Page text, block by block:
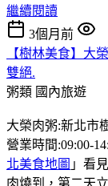
繼續閱讀
3個月前
【樹林美食】大
雙絕.
粥類 國內旅遊
大榮肉粥:新北市
營業時間:09:00-
北美食地圖 」看
肉燒到，第二天